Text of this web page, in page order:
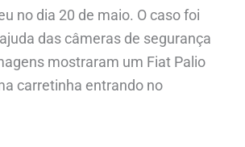
no dia 20 de maio. O caso foi
das câmeras de segurança
mostraram um Fiat Palio
carretinha entrando no